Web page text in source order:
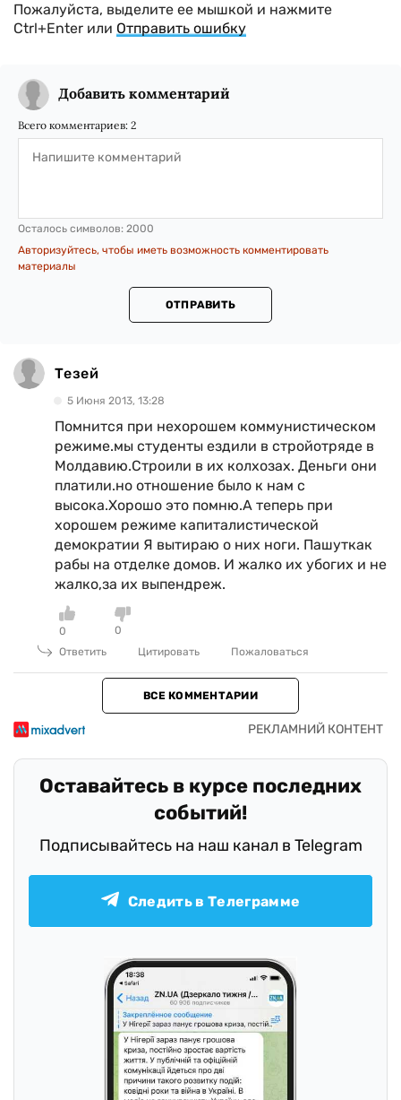
Пожалуйста, выделите ее мышкой и нажмите
Ctrl+Enter или Отправить ошибку
Добавить комментарий
Всего комментариев: 2
Осталось символов: 2000
Авторизуйтесь, чтобы иметь возможность комментировать
материалы
ОТПРАВИТЬ
Тезей
5 Июня 2013, 13:28
Помнится при нехорошем коммунистическом
режиме.мы студенты ездили в стройотряде в
Молдавию.Строили в их колхозах. Деньги они
платили.но отношение было к нам с
высока.Хорошо это помню.А теперь при
хорошем режиме капиталистической
демократии Я вытираю о них ноги. Пашуткак
рабы на отделке домов. И жалко их убогих и не
жалко,за их выпендреж.
0
0
Ответить
Цитировать Пожаловаться
ВСЕ КОММЕНТАРИИ
Оставайтесь в курсе последних
событий!
Подписывайтесь на наш канал в Telegram
Следить в Телеграмме